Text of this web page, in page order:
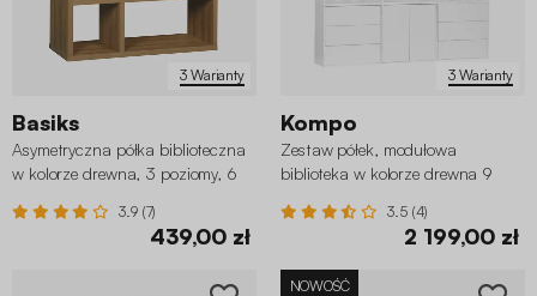
3 Warianty
Basiks
Asymetryczna półka biblioteczna
w kolorze drewna, 3 poziomy, 6
3.9 (7)
439,00 zł
3 Warianty
Kompo
Zestaw półek, modułowa
biblioteka w kolorze drewna 9
3.5 (4)
2 199,00 zł
NOWOŚĆ